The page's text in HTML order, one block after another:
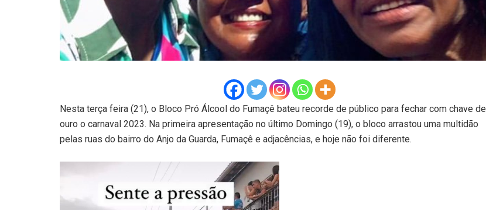
Nesta terça feira (21), o Bloco Pró Álcool do Fumaçê bateu recorde de público para fechar com chave de
ouro o carnaval 2023. Na primeira apresentação no último Domingo (19), o bloco arrastou uma multidão
pelas ruas do bairro do Anjo da Guarda, Fumaçê e adjacências, e hoje não foi diferente.